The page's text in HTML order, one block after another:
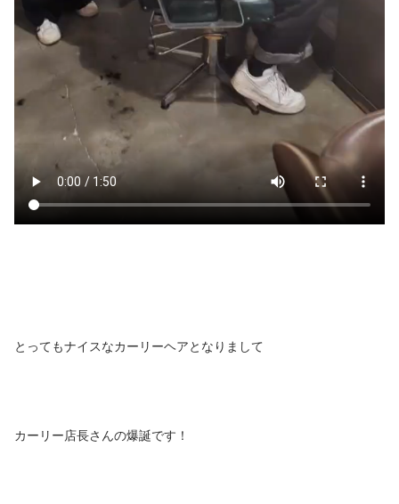
とってもナイスなカーリーヘアとなりまして
カーリー店長さんの爆誕です！